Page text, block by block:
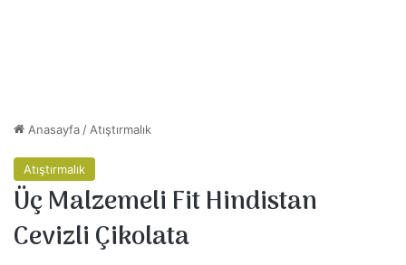
Anasayfa / Atıştırmalık
Atıştırmalık
Üç Malzemeli Fit Hindistan
Cevizli Çikolata